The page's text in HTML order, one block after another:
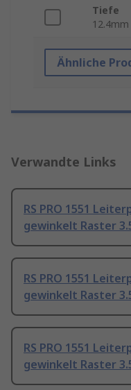
Tiefe
12.4mm
Ähnliche
Verwandte Links
RS PRO 1551
gewinkelt Raster
RS PRO 1551
gewinkelt Raster
RS PRO 1551
gewinkelt Raster